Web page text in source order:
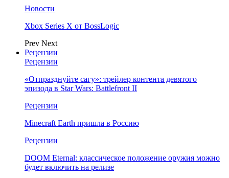
Новости
Xbox Series X от BossLogic
Prev Next
Рецензии
Рецензии
«Отпразднуйте сагу»: трейлер контента девятого
эпизода в Star Wars: Battlefront II
Рецензии
Minecraft Earth пришла в Россию
Рецензии
DOOM Eternal: классическое положение оружия можно
будет включить на релизе